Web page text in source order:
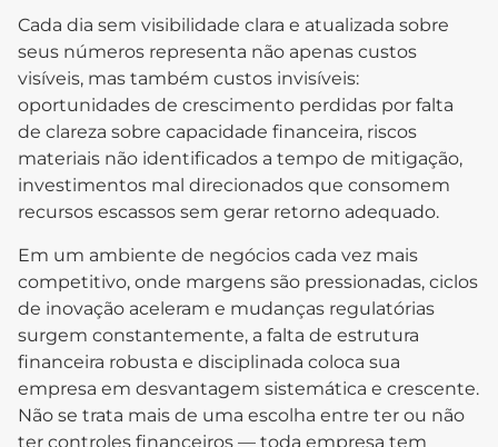
Cada dia sem visibilidade clara e atualizada sobre
seus números representa não apenas custos
visíveis, mas também custos invisíveis:
oportunidades de crescimento perdidas por falta
de clareza sobre capacidade financeira, riscos
materiais não identificados a tempo de mitigação,
investimentos mal direcionados que consomem
recursos escassos sem gerar retorno adequado.
Em um ambiente de negócios cada vez mais
competitivo, onde margens são pressionadas, ciclos
de inovação aceleram e mudanças regulatórias
surgem constantemente, a falta de estrutura
financeira robusta e disciplinada coloca sua
empresa em desvantagem sistemática e crescente.
Não se trata mais de uma escolha entre ter ou não
ter controles financeiros — toda empresa tem